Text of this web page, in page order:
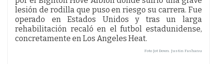
lesión de rodilla que puso en riesgo su carrera. Fue
operado en Estados Unidos y tras un larga
rehabilitación recaló en el futbol estadunidense,
concretamente en Los Angeles Heat.
Foto Jot Down. Justin Fashanu